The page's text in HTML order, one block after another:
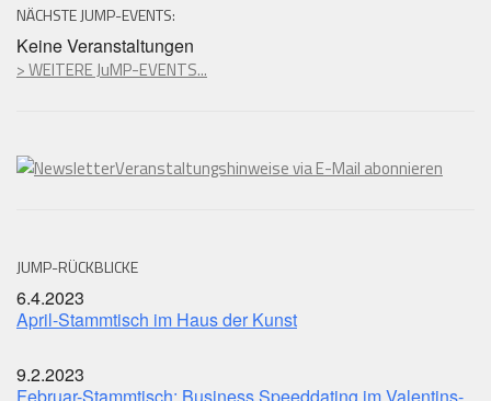
NÄCHSTE JUMP-EVENTS:
Keine Veranstaltungen
> WEITERE JuMP-EVENTS...
Veranstaltungshinweise via E-Mail abonnieren
JUMP-RÜCKBLICKE
6.4.2023
April-Stammtisch im Haus der Kunst
9.2.2023